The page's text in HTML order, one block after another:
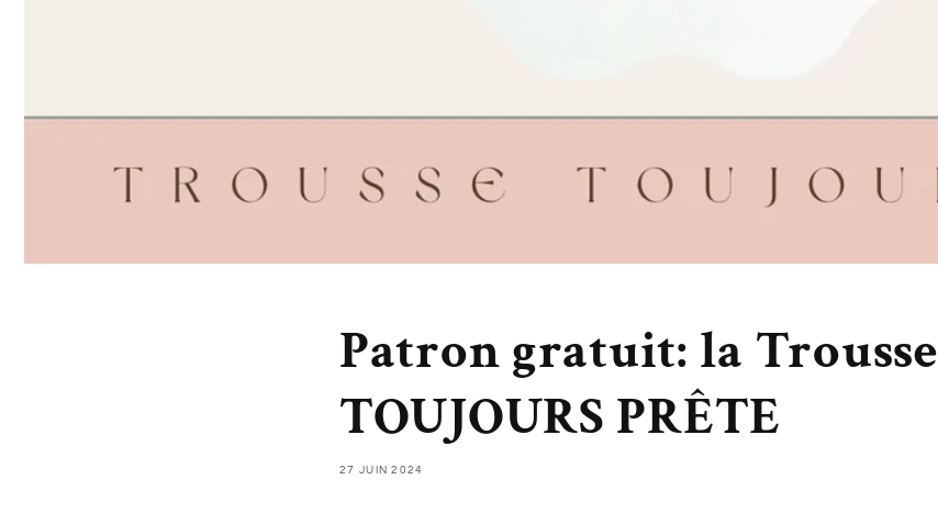
Patron gratuit: la Trousse
TOUJOURS PRÊTE
27 JUIN 2024